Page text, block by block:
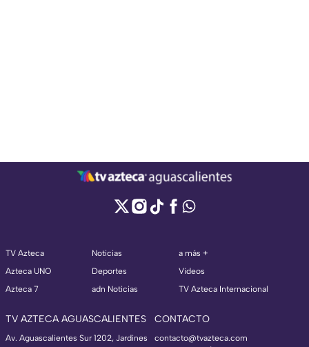
TV Azteca
Azteca UNO
Azteca 7
Noticias
Deportes
adn Noticias
a más +
Videos
TV Azteca Internacional
TV AZTECA AGUASCALIENTES
Av. Aguascalientes Sur 1202, Jardines
CONTACTO
contacto@tvazteca.com